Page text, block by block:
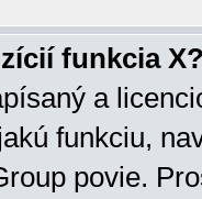
funkcia
a
funkciu,
povie.